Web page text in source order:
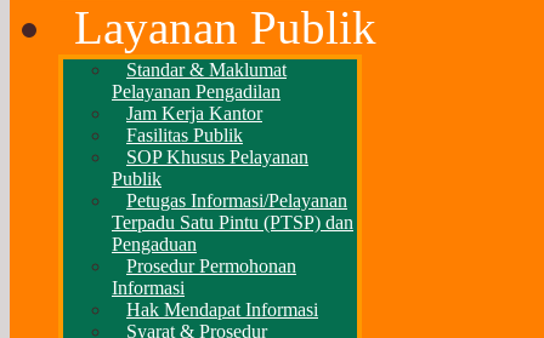
Layanan Publik
Standar & Maklumat
Pelayanan Pengadilan
Jam Kerja Kantor
Fasilitas Publik
SOP Khusus Pelayanan
Publik
Petugas Informasi/Pelayanan
Terpadu Satu Pintu (PTSP) dan
Pengaduan
Prosedur Permohonan
Informasi
Hak Mendapat Informasi
Syarat & Prosedur